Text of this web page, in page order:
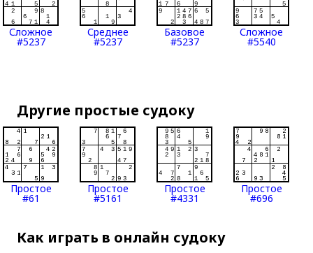
Сложное
#5237
Среднее
#5237
Базовое
#5237
Сложное
#5540
Другие простые судоку
Простое
#61
Простое
#5161
Простое
#4331
Простое
#696
Как играть в онлайн судоку